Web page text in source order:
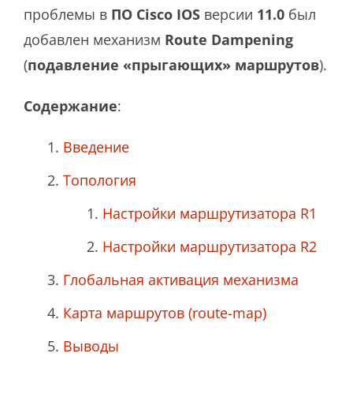
проблемы в ПО Cisco IOS версии 11.0 был
добавлен механизм Route Dampening
(подавление «прыгающих» маршрутов).
Содержание:
Введение
Топология
Настройки маршрутизатора R1
Настройки маршрутизатора R2
Глобальная активация механизма
Карта маршрутов (route-map)
Выводы